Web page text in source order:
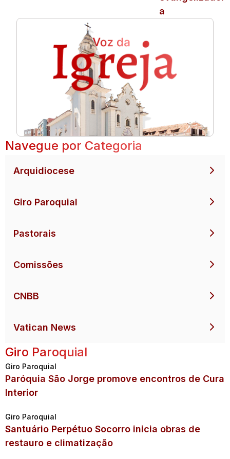
a
Navegue por Categoria
Arquidiocese
Giro Paroquial
Pastorais
Comissões
CNBB
Vatican News
Giro Paroquial
Giro Paroquial
Paróquia São Jorge promove encontros de Cura
Interior
Giro Paroquial
Santuário Perpétuo Socorro inicia obras de
restauro e climatização